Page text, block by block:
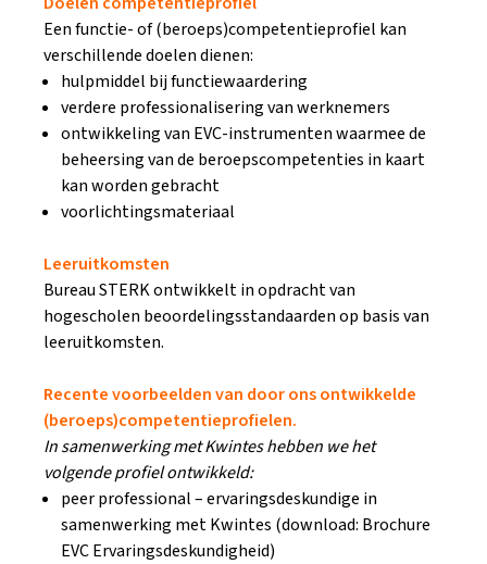
Een functie- of (beroeps)competentieprofiel kan
verschillende doelen dienen:
hulpmiddel bij functiewaardering
verdere professionalisering van werknemers
ontwikkeling van EVC-instrumenten waarmee de
beheersing van de beroepscompetenties in kaart
kan worden gebracht
voorlichtingsmateriaal
Leeruitkomsten
Bureau STERK ontwikkelt in opdracht van
hogescholen beoordelingsstandaarden op basis van
leeruitkomsten.
Recente voorbeelden van door ons ontwikkelde
(beroeps)competentieprofielen.
In samenwerking met Kwintes hebben we het
volgende profiel ontwikkeld:
peer professional – ervaringsdeskundige in
samenwerking met Kwintes (download: Brochure
EVC Ervaringsdeskundigheid)